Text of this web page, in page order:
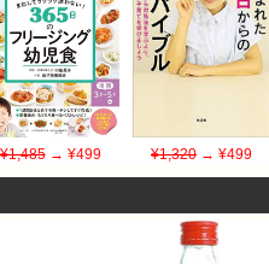
¥1,485→ ¥499 ¥1,320 → ¥499